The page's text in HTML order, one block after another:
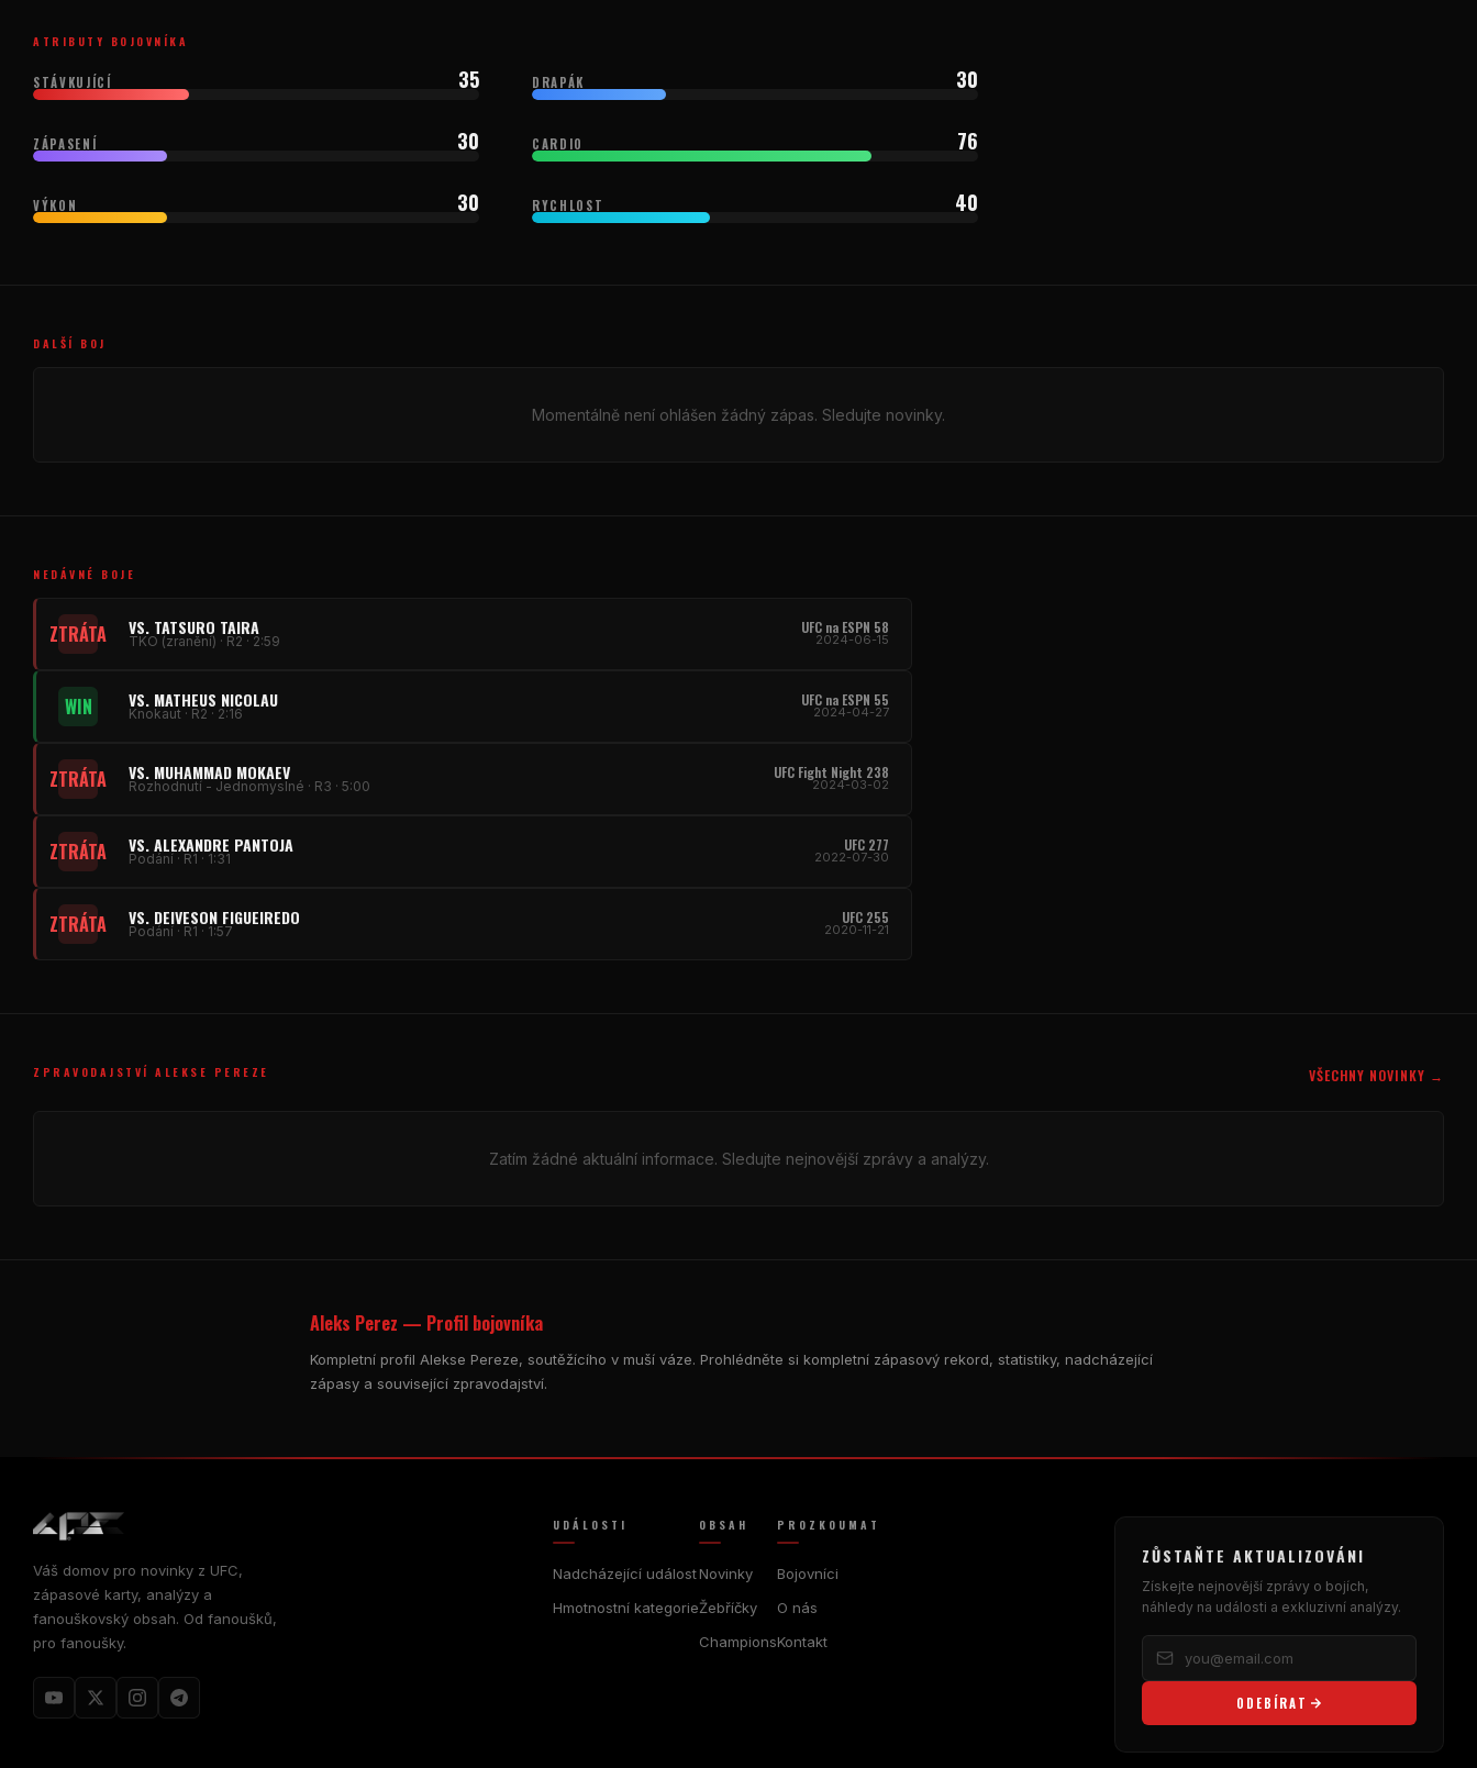
ATRIBUTY BOJOVNÍKA
STÁVKUJÍCÍ 35 DRAPÁK 30
ZÁPASENÍ 30 CARDIO 76
VÝKON 30 RYCHLOST 40
DALŠÍ BOJ
Momentálně není ohlášen žádný zápas. Sledujte novinky.
NEDÁVNÉ BOJE
ZTRÁTA VS. TATSURO TAIRA
TKO (zranění) · R2 · 2:59
UFC na ESPN 58
2024-06-15
WIN VS. MATHEUS NICOLAU
Knokaut · R2 · 2:16
UFC na ESPN 55
2024-04-27
ZTRÁTA VS. MUHAMMAD MOKAEV
Rozhodnutí - Jednomyslné · R3 · 5:00
UFC Fight Night 238
2024-03-02
ZTRÁTA VS. ALEXANDRE PANTOJA
Podání · R1 · 1:31
UFC 277
2022-07-30
ZTRÁTA VS. DEIVESON FIGUEIREDO
Podání · R1 · 1:57
UFC 255
2020-11-21
ZPRAVODAJSTVÍ ALEKSE PEREZE VŠECHNY NOVINKY →
Zatím žádné aktuální informace. Sledujte nejnovější zprávy a analýzy.
Aleks Perez — Profil bojovníka
Kompletní profil Alekse Pereze, soutěžícího v muší váze. Prohlédněte si kompletní zápasový rekord, statistiky, nadcházející
zápasy a související zpravodajství.
Váš domov pro novinky z UFC,
zápasové karty, analýzy a
fanouškovský obsah. Od fanoušků,
pro fanoušky.
UDÁLOSTI
Nadcházející událost
Hmotnostní kategorie
OBSAH
Novinky
Žebříčky
Champions
PROZKOUMAT
Bojovníci
O nás
Kontakt
ZŮSTAŇTE AKTUALIZOVÁNI
Získejte nejnovější zprávy o bojích,
náhledy na události a exkluzivní analýzy.
ODEBÍRAT